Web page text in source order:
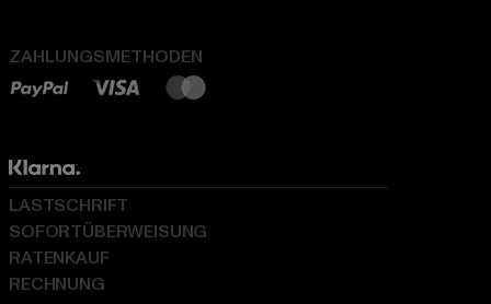
ZAHLUNGSMETHODEN
LASTSCHRIFT
SOFORTÜBERWEISUNG
RATENKAUF
RECHNUNG